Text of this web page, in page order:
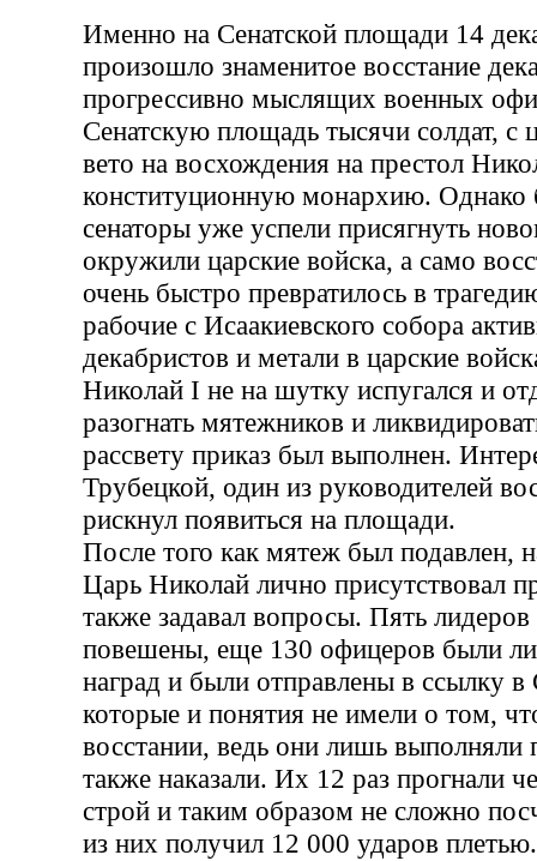
Именно на Сенатской площади 14
произошло знаменитое восстание
прогрессивно мыслящих военных
Сенатскую площадь тысячи солдат, с
вето на восхождения на престол
конституционную монархию. Однако
сенаторы уже успели присягнуть
окружили царские войска, а само
очень быстро превратилось в
рабочие с Исаакиевского собора
декабристов и метали в царские
Николай I не на шутку испугался и
разогнать мятежников и
рассвету приказ был выполнен.
Трубецкой, один из руководителей
рискнул появиться на площади.
После того как мятеж был подавлен,
Царь Николай лично присутствовал
также задавал вопросы. Пять
повешены, еще 130 офицеров были
наград и были отправлены в ссылку
которые и понятия не имели о том,
восстании, ведь они лишь выполняли
также наказали. Их 12 раз прогнали
строй и таким образом не сложно
из них получил 12 000 ударов плетью.